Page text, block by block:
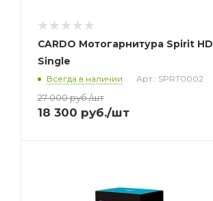
CARDO Мотогарнитура Spirit HD
Single
Всегда в наличии Арт.: SPRT0002
27 000руб./шт
18 300 руб./шт